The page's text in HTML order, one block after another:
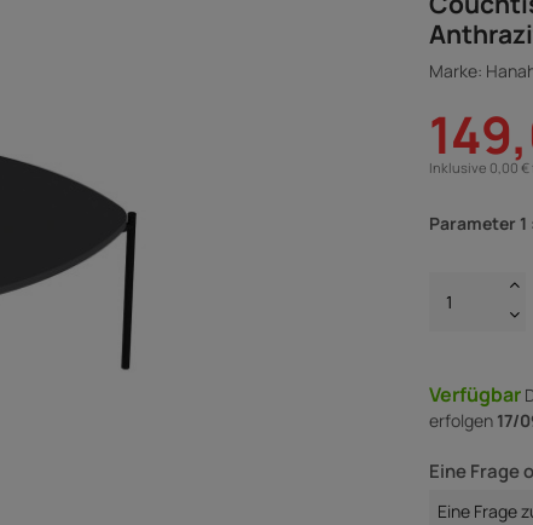
Marke:
Inklusive 0,00
Parameter 1
Verfügbar
erfolgen 17/
Eine Frage
Eine Frage